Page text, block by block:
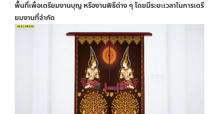
พื้นที่เพื่อเตรียมงานบุญ หรืองานพิธีต่าง ๆ โดยมีระยะเวลาในการเตรี
ยมงานที่จำกัด